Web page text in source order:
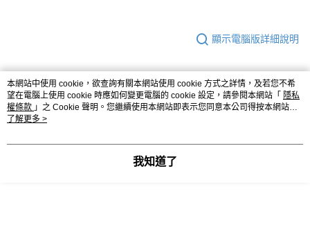
顯示電腦版詳細說明
商品規格
本網站中使用 cookie，欲查詢有關本網站使用 cookie 方式之詳情，及若您不希
望在電腦上使用 cookie 時應如何變更電腦的 cookie 設定，請參閱本網站「 隱私
權條款 」之 Cookie 聲明。您繼續使用本網站即表示您同意本公司得按本網站使
用條款之 Cookie 聲明使用 cookie。
了解更多 >
我知道了